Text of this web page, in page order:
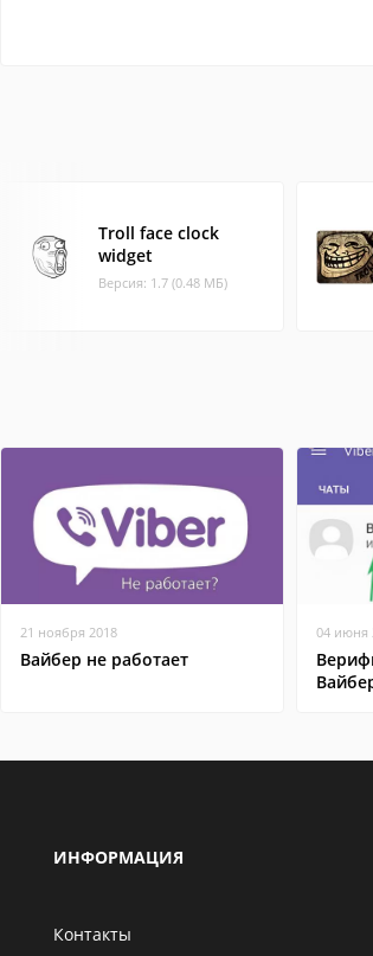
Troll face clock
widget
Версия: 1.7 (0.48 МБ)
21 ноября 2018
Вайбер не работает
04 июня
ИНФОРМАЦИЯ
Контакты